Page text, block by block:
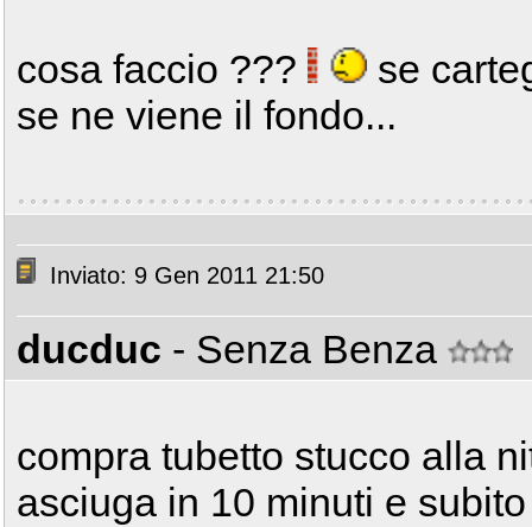
cosa faccio ???
se
se ne viene il fondo...
Inviato: 9 Gen 2011 21:50
ducduc - Senza Benza
compra tubetto stucco alla
asciuga in 10 minuti e